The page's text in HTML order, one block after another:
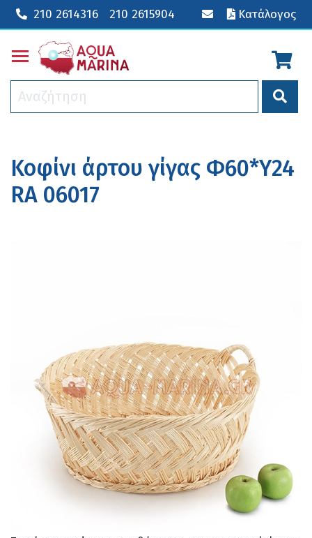
210 2614316 210 2615904 Κατάλογος
Toggle main menu visibility
Κοφίνι άρτου γίγας Φ60*Υ24
RA 06017